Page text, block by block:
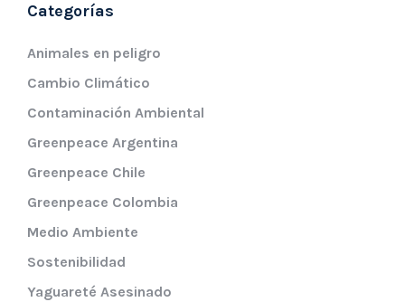
Categorías
Animales en peligro
Cambio Climático
Contaminación Ambiental
Greenpeace Argentina
Greenpeace Chile
Greenpeace Colombia
Medio Ambiente
Sostenibilidad
Yaguareté Asesinado